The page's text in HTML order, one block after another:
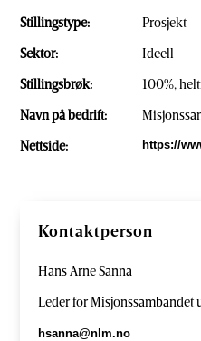
Stillingstype:
Prosjekt
Sektor:
Ideell
Stillingsbrøk:
100%,
Navn på bedrift:
Nettside:
https://
Kontaktperson
Hans Arne Sanna
Leder for Misjonssambandet
hsanna@nlm.no